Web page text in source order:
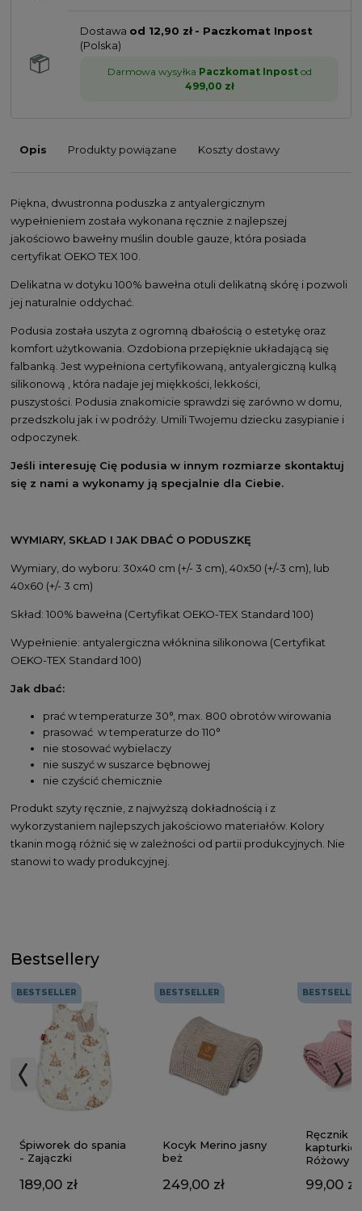
Dostawa od 12,90 zł - Paczkomat Inpost
(Polska)
Darmowa wysyłka Paczkomat Inpostod
499,00 zł
Opis Produkty powiązane Koszty dostawy
Piękna, dwustronna poduszka z antyalergicznym
wypełnieniem została wykonana ręcznie z najlepszej
jakościowo bawełny muślin double gauze, która posiada
certyfikat OEKO TEX 100.
Delikatna w dotyku 100% bawełna otuli delikatną skórę i pozwoli
jej naturalnie oddychać.
Podusia została uszyta z ogromną dbałością o estetykę oraz
komfort użytkowania. Ozdobiona przepięknie układającą się
falbanką. Jest wypełniona certyfikowaną, antyalergiczną kulką
silikonową , która nadaje jej miękkości, lekkości,
puszystości. Podusia znakomicie sprawdzi się zarówno w domu,
przedszkolu jak i w podróży. Umili Twojemu dziecku zasypianie i
odpoczynek.
Jeśli interesuję Cię podusia w innym rozmiarze skontaktuj
się z nami a wykonamy ją specjalnie dla Ciebie.
WYMIARY, SKŁAD I JAK DBAĆ O PODUSZKĘ
Wymiary, do wyboru: 30x40 cm (+/- 3 cm), 40x50 (+/-3 cm), lub
40x60 (+/- 3 cm)
Skład: 100% bawełna (Certyfikat OEKO-TEX Standard 100)
Wypełnienie: antyalergiczna włóknina silikonowa (Certyfikat
OEKO-TEX Standard 100)
Jak dbać:
prać w temperaturze 30°, max. 800 obrotów wirowania
prasować w temperaturze do 110°
nie stosować wybielaczy
nie suszyć w suszarce bębnowej
nie czyścić chemicznie
Produkt szyty ręcznie, z najwyższą dokładnością i z
wykorzystaniem najlepszych jakościowo materiałów. Kolory
tkanin mogą różnić się w zależności od partii produkcyjnych. Nie
stanowi to wady produkcyjnej.
Bestsellery
BESTSELLER
Śpiworek do spania
- Zajączki
189,00 zł
BESTSELLER
Kocyk Merino jasny
beż
249,00 zł
BESTSELLER
Ręcznik z
Różowy
99,00 zł